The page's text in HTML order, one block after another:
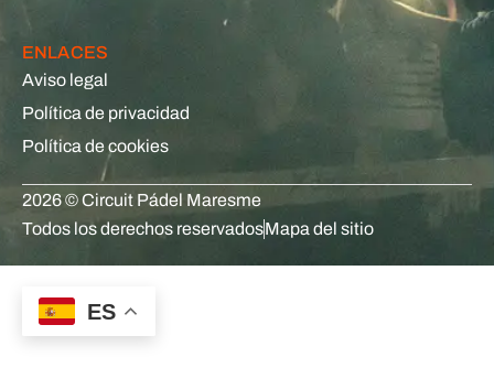
ENLACES
Aviso legal
Política de privacidad
Política de cookies
2026 © Circuit Pádel Maresme
Todos los derechos reservadosMapa del sitio
ES